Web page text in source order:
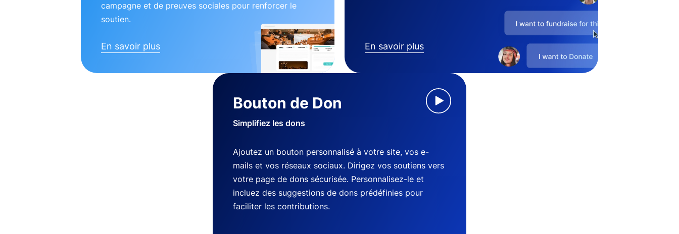
campagne et de preuves sociales pour renforcer le
soutien.
En savoir plus En savoir plus
Bouton de Don
Simplifiez les dons
Ajoutez un bouton personnalisé à votre site, vos e-
mails et vos réseaux sociaux. Dirigez vos soutiens vers
votre page de dons sécurisée. Personnalisez-le et
incluez des suggestions de dons prédéfinies pour
faciliter les contributions.